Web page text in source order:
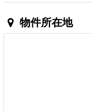
物件所在地